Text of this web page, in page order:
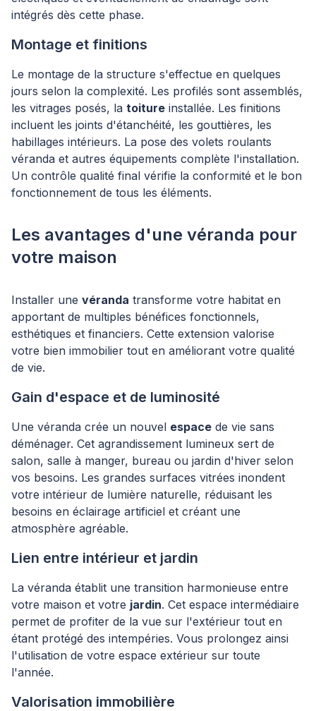
intégrés dès cette phase.
Montage et finitions
Le montage de la structure s'effectue en quelques
jours selon la complexité. Les profilés sont assemblés,
les vitrages posés, la toiture installée. Les finitions
incluent les joints d'étanchéité, les gouttières, les
habillages intérieurs. La pose des volets roulants
véranda et autres équipements complète l'installation.
Un contrôle qualité final vérifie la conformité et le bon
fonctionnement de tous les éléments.
Les avantages d'une véranda pour
votre maison
Installer une véranda transforme votre habitat en
apportant de multiples bénéfices fonctionnels,
esthétiques et financiers. Cette extension valorise
votre bien immobilier tout en améliorant votre qualité
de vie.
Gain d'espace et de luminosité
Une véranda crée un nouvel espace de vie sans
déménager. Cet agrandissement lumineux sert de
salon, salle à manger, bureau ou jardin d'hiver selon
vos besoins. Les grandes surfaces vitrées inondent
votre intérieur de lumière naturelle, réduisant les
besoins en éclairage artificiel et créant une
atmosphère agréable.
Lien entre intérieur et jardin
La véranda établit une transition harmonieuse entre
votre maison et votre jardin. Cet espace intermédiaire
permet de profiter de la vue sur l'extérieur tout en
étant protégé des intempéries. Vous prolongez ainsi
l'utilisation de votre espace extérieur sur toute
l'année.
Valorisation immobilière